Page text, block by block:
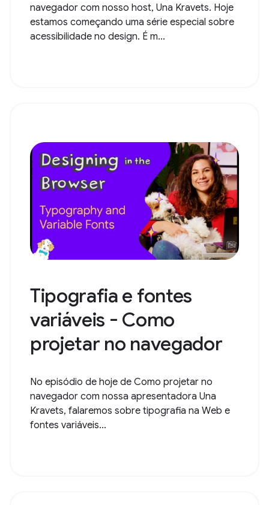
navegador com nosso host, Una Kravets. Hoje
estamos começando uma série especial sobre
acessibilidade no design. É m...
Tipografia e fontes
variáveis - Como
projetar no navegador
No episódio de hoje de Como projetar no
navegador com nossa apresentadora Una
Kravets, falaremos sobre tipografia na Web e
fontes variáveis...